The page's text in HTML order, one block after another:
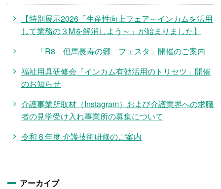
【特別展示2026「生産性向上フェア～インカムを活用
して業務の３Mを解消しよう～」が始まりました】
「R8 但馬長寿の郷 フェスタ」開催のご案内
福祉用具研修会「インカム有効活用のトリセツ」開催
のお知らせ
介護事業所取材（Instagram）および介護業界への求職
者の見学受け入れ事業所の募集について
令和８年度 介護技術研修のご案内
アーカイブ